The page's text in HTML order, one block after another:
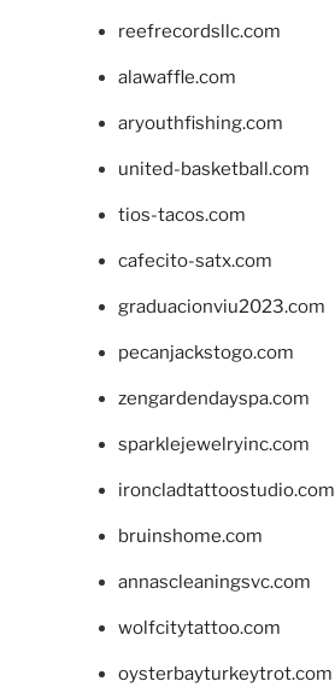
reefrecordsllc.com
alawaffle.com
aryouthfishing.com
united-basketball.com
tios-tacos.com
cafecito-satx.com
graduacionviu2023.com
pecanjackstogo.com
zengardendayspa.com
sparklejewelryinc.com
ironcladtattoostudio.com
bruinshome.com
annascleaningsvc.com
wolfcitytattoo.com
oysterbayturkeytrot.com